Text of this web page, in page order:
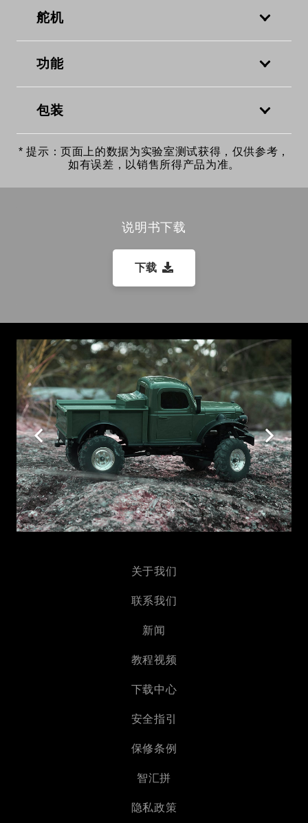
舵机
功能
包装
* 提示：页面上的数据为实验室测试获得，仅供参考，
如有误差，以销售所得产品为准。
说明书下载
下载
关于我们
联系我们
新闻
教程视频
下载中心
安全指引
保修条例
智汇拼
隐私政策